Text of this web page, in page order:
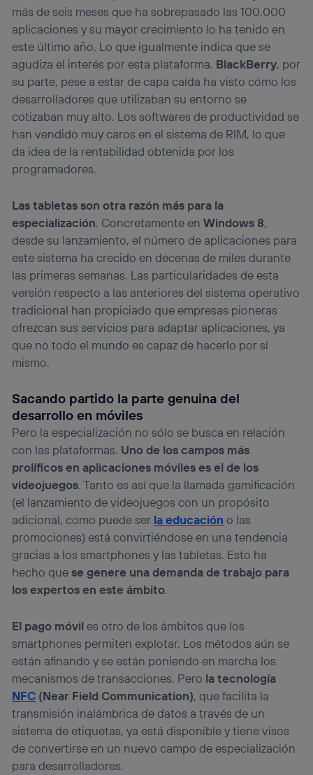
más de seis meses que ha sobrepasado las 100.000
aplicaciones y su mayor crecimiento lo ha tenido en
este último año. Lo que igualmente indica que se
agudiza el interés por esta plataforma. BlackBerry, por
su parte, pese a estar de capa caída ha visto cómo los
desarrolladores que utilizaban su entorno se
cotizaban muy alto. Los softwares de productividad se
han vendido muy caros en el sistema de RIM, lo que
da idea de la rentabilidad obtenida por los
programadores.
Las tabletas son otra razón más para la
especialización. Concretamente enWindows 8,
desde su lanzamiento, el número de aplicaciones para
este sistema ha crecido en decenas de miles durante
las primeras semanas. Las particularidades de esta
versión respecto a las anteriores del sistema operativo
tradicional han propiciado que empresas pioneras
ofrezcan sus servicios para adaptar aplicaciones, ya
que no todo el mundo es capaz de hacerlo por sí
mismo.
Sacando partido la parte genuina del
desarrollo en móviles
Pero la especialización no sólo se busca en relación
con las plataformas. Uno de los campos más
prolíficos en aplicaciones móviles es el de los
videojuegos. Tanto es así que la llamada gamificación
(el lanzamiento de videojuegos con un propósito
adicional, como puede ser la educación o las
promociones) está convirtiéndose en una tendencia
gracias a los smartphones y las tabletas. Esto ha
hecho quese genere una demanda de trabajo para
los expertos en este ámbito.
El pago móviles otro de los ámbitos que los
smartphones permiten explotar. Los métodos aún se
están afinando y se están poniendo en marcha los
mecanismos de transacciones. Pero la tecnología
NFC (Near Field Communication), que facilita la
transmisión inalámbrica de datos a través de un
sistema de etiquetas, ya está disponible y tiene visos
de convertirse en un nuevo campo de especialización
para desarrolladores.